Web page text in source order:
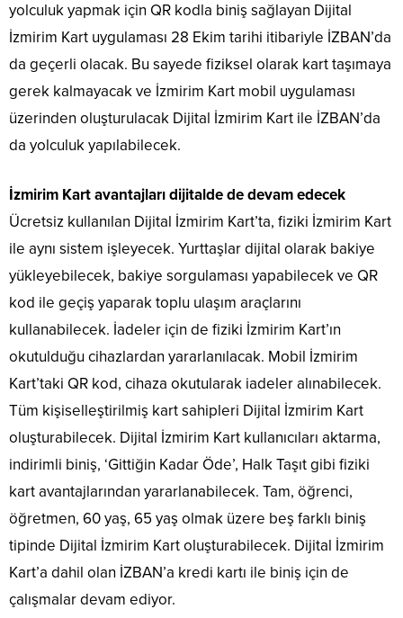
yolculuk yapmak için QR kodla biniş sağlayan Dijital
İzmirim Kart uygulaması 28 Ekim tarihi itibariyle İZBAN’da
da geçerli olacak. Bu sayede fiziksel olarak kart taşımaya
gerek kalmayacak ve İzmirim Kart mobil uygulaması
üzerinden oluşturulacak Dijital İzmirim Kart ile İZBAN’da
da yolculuk yapılabilecek.
İzmirim Kart avantajları dijitalde de devam edecek
Ücretsiz kullanılan Dijital İzmirim Kart’ta, fiziki İzmirim Kart
ile aynı sistem işleyecek. Yurttaşlar dijital olarak bakiye
yükleyebilecek, bakiye sorgulaması yapabilecek ve QR
kod ile geçiş yaparak toplu ulaşım araçlarını
kullanabilecek. İadeler için de fiziki İzmirim Kart’ın
okutulduğu cihazlardan yararlanılacak. Mobil İzmirim
Kart’taki QR kod, cihaza okutularak iadeler alınabilecek.
Tüm kişiselleştirilmiş kart sahipleri Dijital İzmirim Kart
oluşturabilecek. Dijital İzmirim Kart kullanıcıları aktarma,
indirimli biniş, ‘Gittiğin Kadar Öde’, Halk Taşıt gibi fiziki
kart avantajlarından yararlanabilecek. Tam, öğrenci,
öğretmen, 60 yaş, 65 yaş olmak üzere beş farklı biniş
tipinde Dijital İzmirim Kart oluşturabilecek. Dijital İzmirim
Kart’a dahil olan İZBAN’a kredi kartı ile biniş için de
çalışmalar devam ediyor.